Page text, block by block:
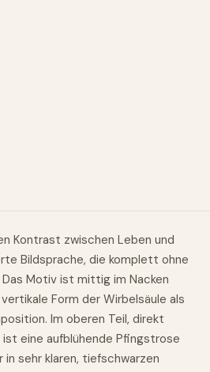
Kontrast zwischen Leben und
Bildsprache, die komplett ohne
Motiv ist mittig im Nacken
Form der Wirbelsäule als
Im oberen Teil, direkt
eine aufblühende Pfingstrose
sehr klaren, tiefschwarzen